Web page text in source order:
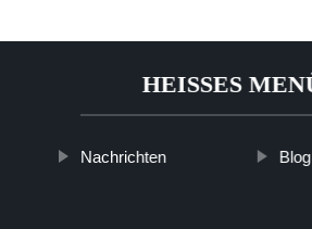
HEISSES MENÜ
Nachrichten Blog